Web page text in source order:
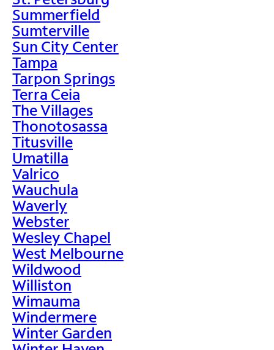
Summerfield
Sumterville
Sun City Center
Tampa
Tarpon Springs
Terra Ceia
The Villages
Thonotosassa
Titusville
Umatilla
Valrico
Wauchula
Waverly
Webster
Wesley Chapel
West Melbourne
Wildwood
Williston
Wimauma
Windermere
Winter Garden